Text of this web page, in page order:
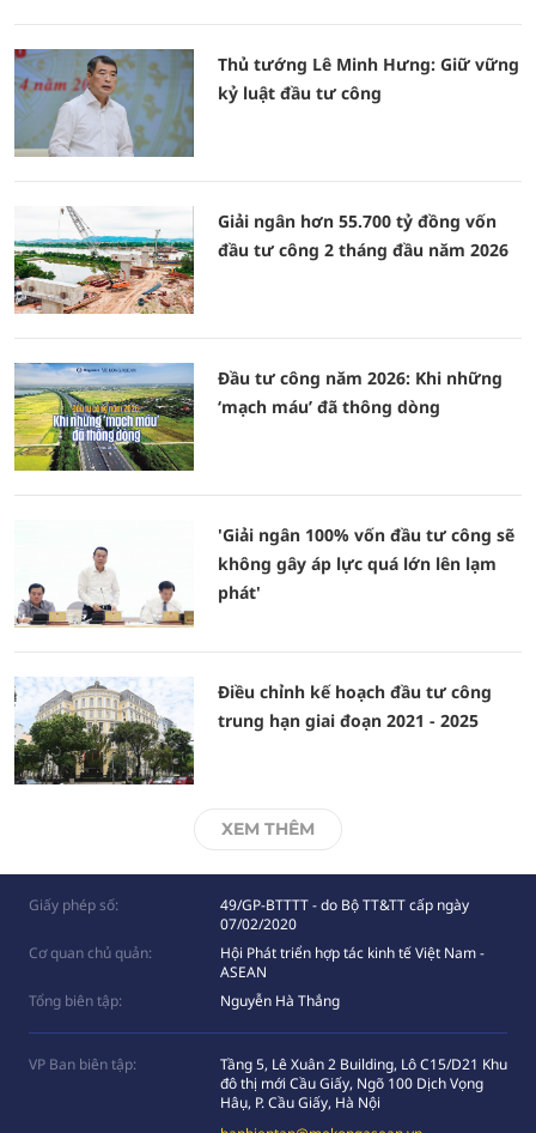
Thủ tướng Lê Minh Hưng: Giữ vững
kỷ luật đầu tư công
Giải ngân hơn 55.700 tỷ đồng vốn
đầu tư công 2 tháng đầu năm 2026
Đầu tư công năm 2026: Khi những
‘mạch máu’ đã thông dòng
'Giải ngân 100% vốn đầu tư công sẽ
không gây áp lực quá lớn lên lạm
phát'
Điều chỉnh kế hoạch đầu tư công
trung hạn giai đoạn 2021 - 2025
XEM THÊM
Giấy phép số:
49/GP-BTTTT - do Bộ TT&TT cấp ngày
07/02/2020
Cơ quan chủ quản:
Hội Phát triển hợp tác kinh tế Việt Nam -
ASEAN
Tổng biên tập:
Nguyễn Hà Thắng
VP Ban biên tập:
Tầng 5, Lê Xuân 2 Building, Lô C15/D21 Khu
đô thị mới Cầu Giấy, Ngõ 100 Dịch Vọng
Hâụ, P. Cầu Giấy, Hà Nội